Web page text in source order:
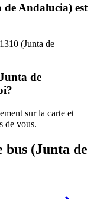
de Andalucia) est
(Junta de
de
sur la carte et
de vous.
bus (Junta de